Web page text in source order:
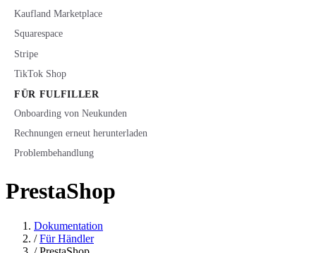
Kaufland Marketplace
Squarespace
Stripe
TikTok Shop
FÜR FULFILLER
Onboarding von Neukunden
Rechnungen erneut herunterladen
Problembehandlung
PrestaShop
Dokumentation
/ Für Händler